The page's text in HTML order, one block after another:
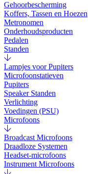
Gehoorbescherming
Koffers, Tassen en Hoezen
Metronomen
Onderhoudsproducten
Pedalen
Standen
Lampjes voor Pupiters
Microfoonstatieven
Pupiters
Speaker Standen
Verlichting
Voedingen (PSU)
Microfoons
Broadcast Microfoons
Draadloze Systemen
Headset-microfoons
Instrument Microfoons